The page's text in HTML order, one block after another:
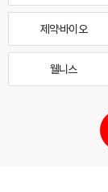
제약·바이오
웰니스